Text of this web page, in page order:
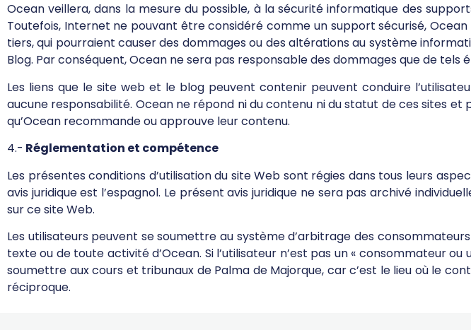
Ocean veillera, dans la mesure du possible, à la sécurité informatique des
Toutefois, Internet ne pouvant être considéré comme un support sécurisé,
tiers, qui pourraient causer des dommages ou des altérations au système
Blog. Par conséquent, Ocean ne sera pas responsable des dommages que de tels
Les liens que le site web et le blog peuvent contenir peuvent conduire
aucune responsabilité. Ocean ne répond ni du contenu ni du statut de ces sites et
qu’Ocean recommande ou approuve leur contenu.
4.- Réglementation et compétence
Les présentes conditions d’utilisation du site Web sont régies dans tous leurs
avis juridique est l’espagnol. Le présent avis juridique ne sera pas archivé
sur ce site Web.
Les utilisateurs peuvent se soumettre au système d’arbitrage des
texte ou de toute activité d’Ocean. Si l’utilisateur n’est pas un « consommateur
soumettre aux cours et tribunaux de Palma de Majorque, car c’est le lieu où le
réciproque.